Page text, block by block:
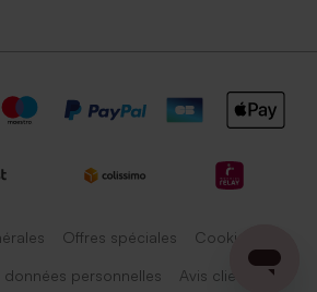
Offres spéciales Cookies
personnelles Avis client